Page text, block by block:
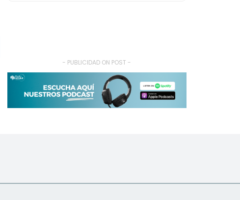
- PUBLICIDAD ON POST -